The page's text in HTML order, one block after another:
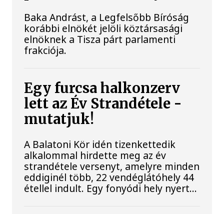
Baka Andrást, a Legfelsőbb Bíróság
korábbi elnökét jelöli köztársasági
elnöknek a Tisza párt parlamenti
frakciója.
Egy furcsa halkonzerv
lett az Év Strandétele -
mutatjuk!
A Balatoni Kör idén tizenkettedik
alkalommal hirdette meg az év
strandétele versenyt, amelyre minden
eddiginél több, 22 vendéglátóhely 44
étellel indult. Egy fonyódi hely nyert...